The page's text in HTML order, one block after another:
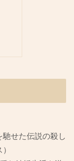
せた伝説の殺し